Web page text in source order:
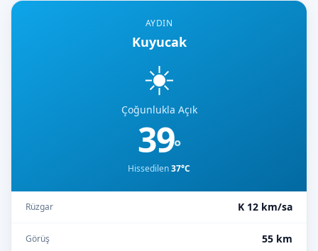
AYDIN
Kuyucak
☀️
Çoğunlukla Açık
39°
Hissedilen37°C
Rüzgar K 12 km/sa
Görüş 55 km